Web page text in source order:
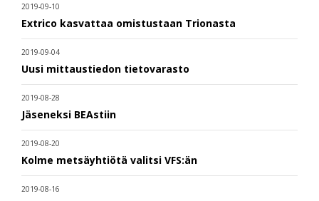
2019-09-10
Extrico kasvattaa omistustaan Trionasta
2019-09-04
Uusi mittaustiedon tietovarasto
2019-08-28
Jäseneksi BEAstiin
2019-08-20
Kolme metsäyhtiötä valitsi VFS:än
2019-08-16